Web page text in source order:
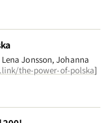
Jonsson, Johanna
the-power-of-polska]